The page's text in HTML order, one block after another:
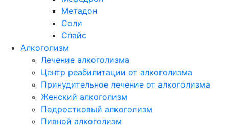
Метадон
Соли
Спайс
Алкоголизм
Лечение алкоголизма
Центр реабилитации от алкоголизма
Принудительное лечение от алкоголизма
Женский алкоголизм
Подростковый алкоголизм
Пивной алкоголизм